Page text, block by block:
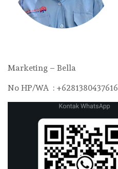
Marketing – Bella
No HP/WA : +6281380437616